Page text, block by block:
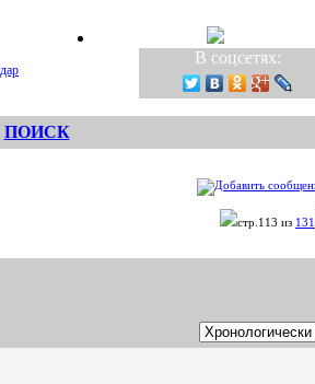
В соцсетях:
ПОИСК
стр.113 из 131